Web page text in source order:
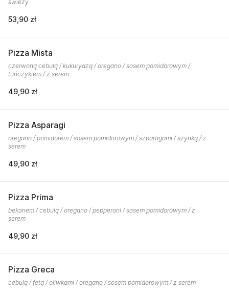
świeży
53,90 zł
Pizza Mista
czerwoną cebulą / kukurydzą / oregano / sosem pomidorowym /
tuńczykiem / z serem
49,90 zł
Pizza Asparagi
oregano / pomidorem / sosem pomidorowym / szparagami / szynką / z
serem
49,90 zł
Pizza Prima
bekonem / cebulą / oregano / pepperoni / sosem pomidorowym / z
serem
49,90 zł
Pizza Greca
cebulą / fetą / oliwkami / oregano / sosem pomidorowym / z serem